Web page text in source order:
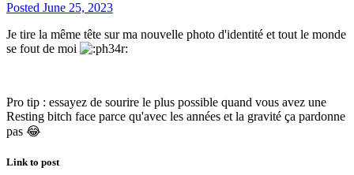
Posted June 25, 2023
Je tire la même tête sur ma nouvelle photo d'identité et tout le monde
se fout de moi
Pro tip : essayez de sourire le plus possible quand vous avez une
Resting bitch face parce qu'avec les années et la gravité ça pardonne
pas 😂
Link to post